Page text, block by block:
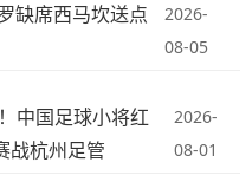
缺席西马坎送点
2026-
08-05
中国足球小将红
战杭州足管
2026-
08-01